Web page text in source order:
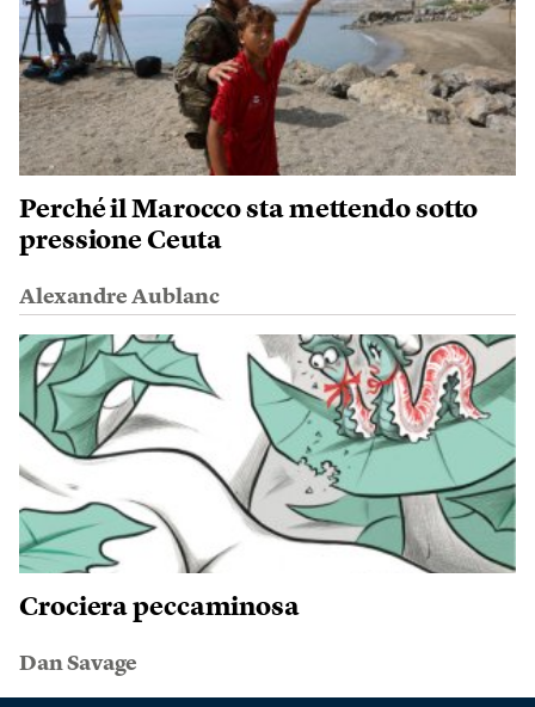
Perché il Marocco sta mettendo sotto
pressione Ceuta
Alexandre Aublanc
Crociera peccaminosa
Dan Savage